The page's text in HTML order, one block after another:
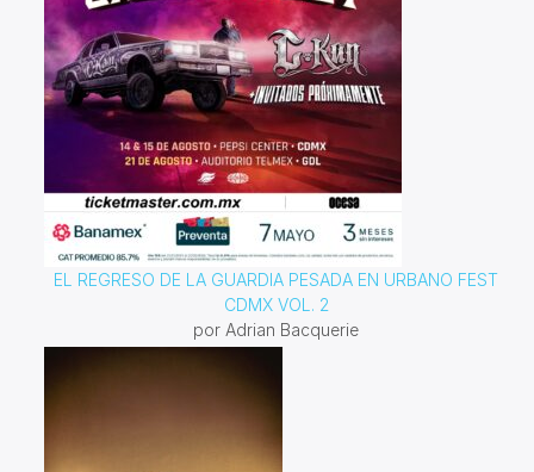
EL REGRESO DE LA GUARDIA PESADA EN URBANO FEST
CDMX VOL. 2
por Adrian Bacquerie